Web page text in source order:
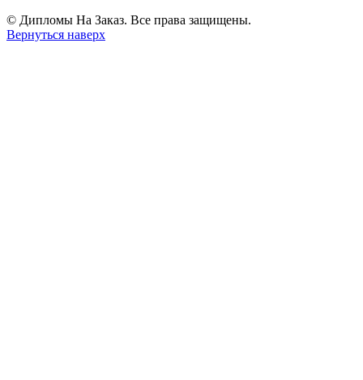
© Дипломы На Заказ. Все права защищены.
Вернуться наверх